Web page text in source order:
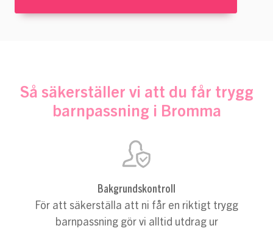
Så säkerställer vi att du får trygg
barnpassning i Bromma
Bakgrundskontroll
För att säkerställa att ni får en riktigt trygg
barnpassning gör vi alltid utdrag ur